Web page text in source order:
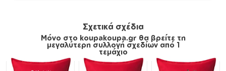
Σχετικά σχέδια
Μόνο στο koupakoupa.gr θα βρείτε τη
μεγαλύτερη συλλογή σχεδίων από 1
τεμάχιο